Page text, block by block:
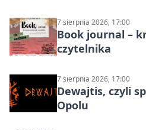
7 sierpnia 2026, 17:00
Book journal –
czytelnika
7 sierpnia 2026, 17:00
Dewajtis, czyli
Opolu